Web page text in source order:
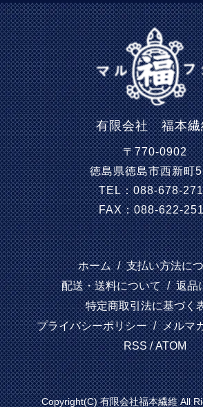
有限会社 福本繊
〒770-0902
徳島県徳島市西新町
TEL：088-678-
FAX：088-622-
ホーム / 支払い方法に
配送・送料について / 返品
特定商取引法に基づく
プライバシーポリシー / メルマ
RSS/ATOM
Copyright(C) 有限会社福本繊維 All